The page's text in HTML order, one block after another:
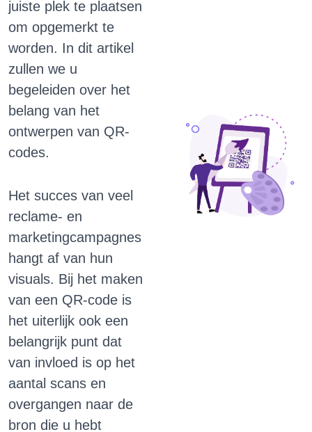
juiste plek te plaatsen
om opgemerkt te
worden. In dit artikel
zullen we u
begeleiden over het
belang van het
ontwerpen van QR-
codes.
Het succes van veel
reclame- en
marketingcampagnes
hangt af van hun
visuals. Bij het maken
van een QR-code is
het uiterlijk ook een
belangrijk punt dat
van invloed is op het
aantal scans en
overgangen naar de
bron die u hebt